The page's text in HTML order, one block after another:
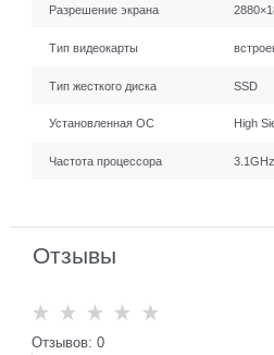
Разрешение экрана
Тип видеокарты
Тип жесткого диска SSD
Установленная ОС High
Частота процессора 3.1GHz
Отзывы
Отзывов: 0